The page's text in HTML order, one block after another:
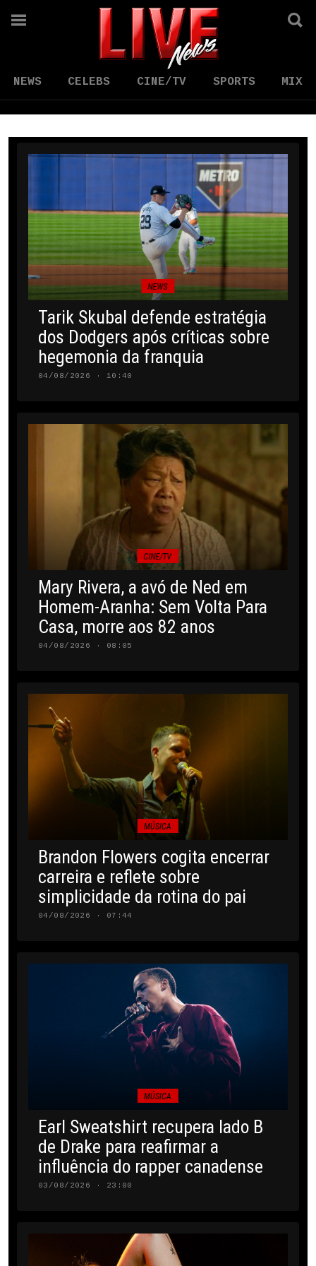
NEWS CELEBS CINE/TV SPORTS MIX
NEWS
Tarik Skubal defende estratégia
dos Dodgers após críticas sobre
hegemonia da franquia
04/08/2026 · 10:40
CINE/TV
Mary Rivera, a avó de Ned em
Homem-Aranha: Sem Volta Para
Casa, morre aos 82 anos
04/08/2026 · 08:05
MÚSICA
Brandon Flowers cogita encerrar
carreira e reflete sobre
simplicidade da rotina do pai
04/08/2026 · 07:44
MÚSICA
Earl Sweatshirt recupera lado B
de Drake para reafirmar a
influência do rapper canadense
03/08/2026 · 23:00